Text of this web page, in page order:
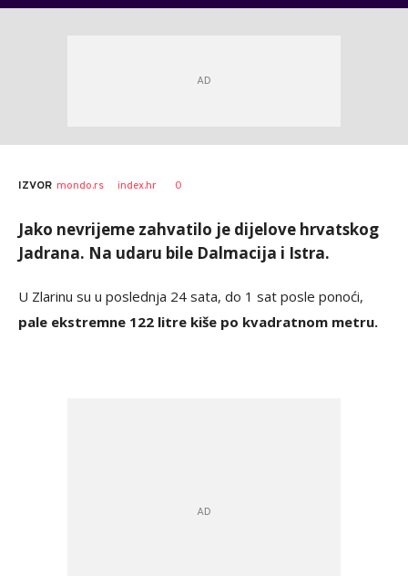
IZVOR mondo.rs index.hr 0
Jako nevrijeme zahvatilo je dijelove hrvatskog
Jadrana. Na udaru bile Dalmacija i Istra.
U Zlarinu su u poslednja 24 sata, do 1 sat posle ponoći,
pale ekstremne 122 litre kiše po kvadratnom metru.